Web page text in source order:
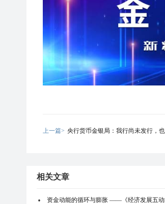
上一篇> 央行货币金银局：我行尚未发行，
相关文章
资金动能的循环与膨胀 ——《经济发展五